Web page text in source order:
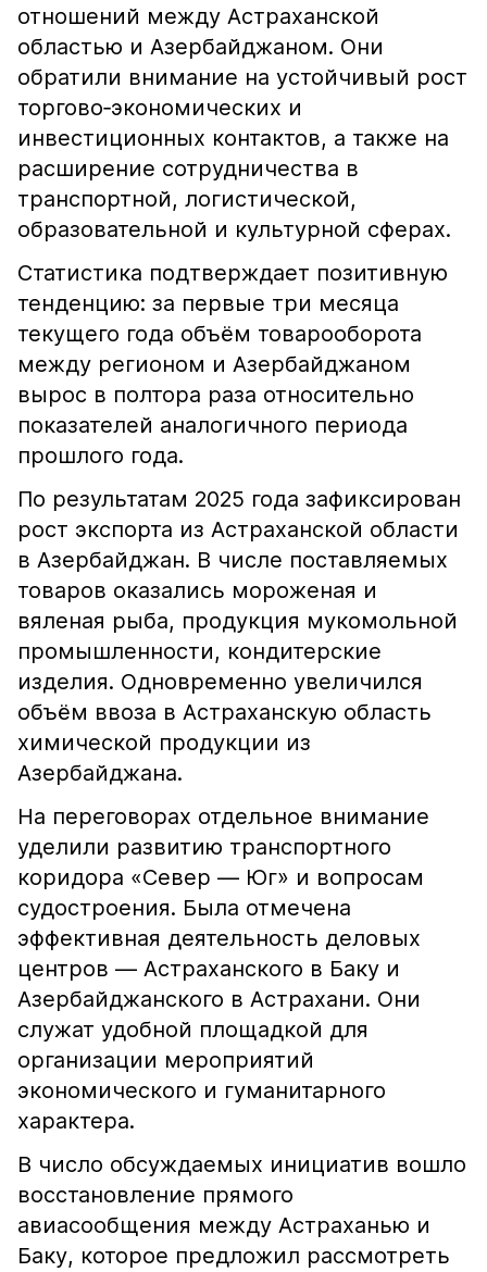
отношений между Астраханской
областью и Азербайджаном. Они
обратили внимание на устойчивый рост
торгово‑экономических и
инвестиционных контактов, а также на
расширение сотрудничества в
транспортной, логистической,
образовательной и культурной сферах.
Статистика подтверждает позитивную
тенденцию: за первые три месяца
текущего года объём товарооборота
между регионом и Азербайджаном
вырос в полтора раза относительно
показателей аналогичного периода
прошлого года.
По результатам 2025 года зафиксирован
рост экспорта из Астраханской области
в Азербайджан. В числе поставляемых
товаров оказались мороженая и
вяленая рыба, продукция мукомольной
промышленности, кондитерские
изделия. Одновременно увеличился
объём ввоза в Астраханскую область
химической продукции из
Азербайджана.
На переговорах отдельное внимание
уделили развитию транспортного
коридора «Север — Юг» и вопросам
судостроения. Была отмечена
эффективная деятельность деловых
центров — Астраханского в Баку и
Азербайджанского в Астрахани. Они
служат удобной площадкой для
организации мероприятий
экономического и гуманитарного
характера.
В число обсуждаемых инициатив вошло
восстановление прямого
авиасообщения между Астраханью и
Баку, которое предложил рассмотреть